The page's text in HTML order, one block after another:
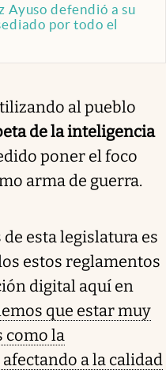
Ayuso defendió a su
por todo el
al pueblo
de la inteligencia
poner el foco
arma de guerra.
esta legislatura es
estos reglamentos
digital aquí en
que estar muy
como la
a la calidad